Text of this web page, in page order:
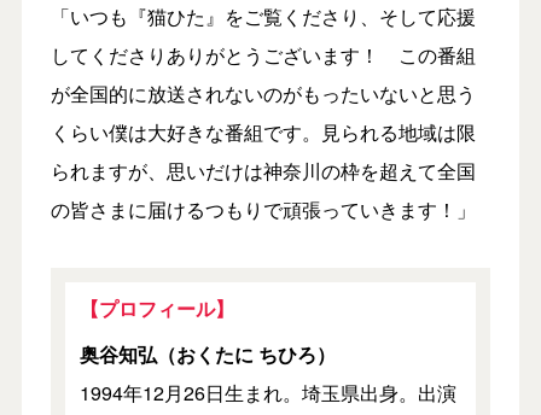
「いつも『猫ひた』をご覧くださり、そして応援
してくださりありがとうございます！ この番組
が全国的に放送されないのがもったいないと思う
くらい僕は大好きな番組です。見られる地域は限
られますが、思いだけは神奈川の枠を超えて全国
の皆さまに届けるつもりで頑張っていきます！」
【プロフィール】
奥谷知弘（おくたに ちひろ）
1994年12月26日生まれ。埼玉県出身。出演